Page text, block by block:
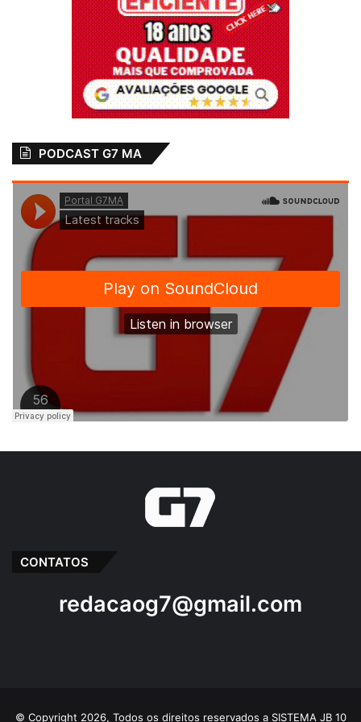
Mais uma rodada
de grandes
emoções no XVI
JELS 2024
16 de maio de 2024
Em "MARANHÃO"
Alcântara participa
dos Jogos
Escolares
Maranhenses
28 de junho de 2018
Em "ALCÂNTARA-
classificado para a
Etapa Estadual do
JEMS 2019
28 de junho de 2019
Em "ALCÂNTARA-
MA"
Jogos Movimento
Paço do Lumiar Paula Azevedo
PODCAST G7 MA
CONTATOS
redacaog7@gmail.com
© Copyright 2026, Todos os direitos reservados a SISTEMA JB 10